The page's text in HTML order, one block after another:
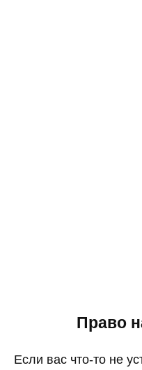
Право
Если вас что-то не